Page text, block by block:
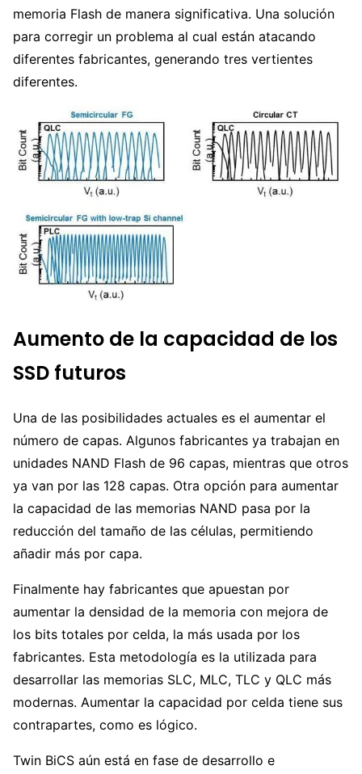
memoria Flash de manera significativa. Una solución
para corregir un problema al cual están atacando
diferentes fabricantes, generando tres vertientes
diferentes.
Aumento de la capacidad de los
SSD futuros
Una de las posibilidades actuales es el aumentar el
número de capas. Algunos fabricantes ya trabajan en
unidades NAND Flash de 96 capas, mientras que otros
ya van por las 128 capas. Otra opción para aumentar
la capacidad de las memorias NAND pasa por la
reducción del tamaño de las células, permitiendo
añadir más por capa.
Finalmente hay fabricantes que apuestan por
aumentar la densidad de la memoria con mejora de
los bits totales por celda, la más usada por los
fabricantes. Esta metodología es la utilizada para
desarrollar las memorias SLC, MLC, TLC y QLC más
modernas. Aumentar la capacidad por celda tiene sus
contrapartes, como es lógico.
Twin BiCS aún está en fase de desarrollo e